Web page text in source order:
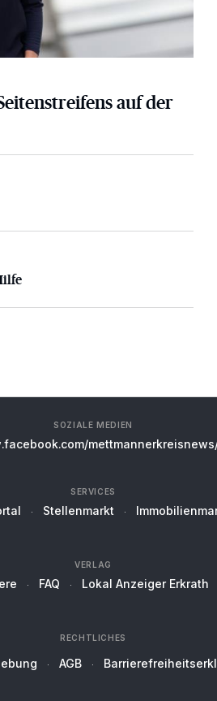
auf der
SOZIALE MEDIEN
SERVICES
Stellenmarkt
VERLAG
FAQ Lokal Anzeiger Erkrath
RECHTLICHES
AGB